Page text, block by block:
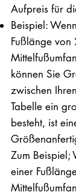
Aufpreis für
Beispiel:
Fußlänge von
können Sie
zwischen
Tabelle ein
besteht, ist
Zum Beispiel;
einer